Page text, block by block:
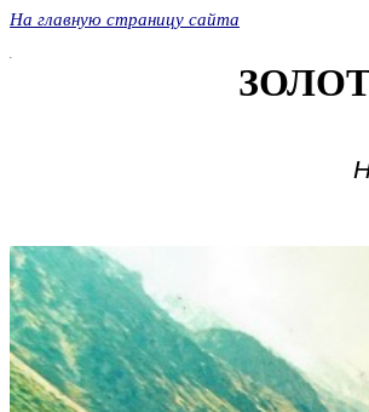
На главную страницу сайта
.